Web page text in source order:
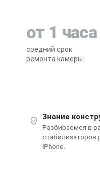
от 1 часа
средний срок
ремонта камеры
Знание
Разбираемся в
стабилизаторов
iPhone.